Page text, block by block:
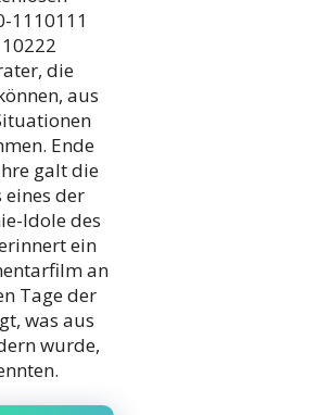
1110111
die
aus
Ende
galt die
eines der
Idole des
ein
an
Tage der
was aus
wurde,